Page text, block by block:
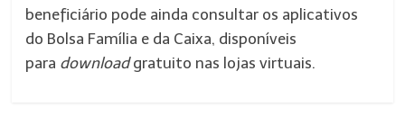
beneficiário pode ainda consultar os aplicativos
do Bolsa Família e da Caixa, disponíveis
para downloadgratuito nas lojas virtuais.